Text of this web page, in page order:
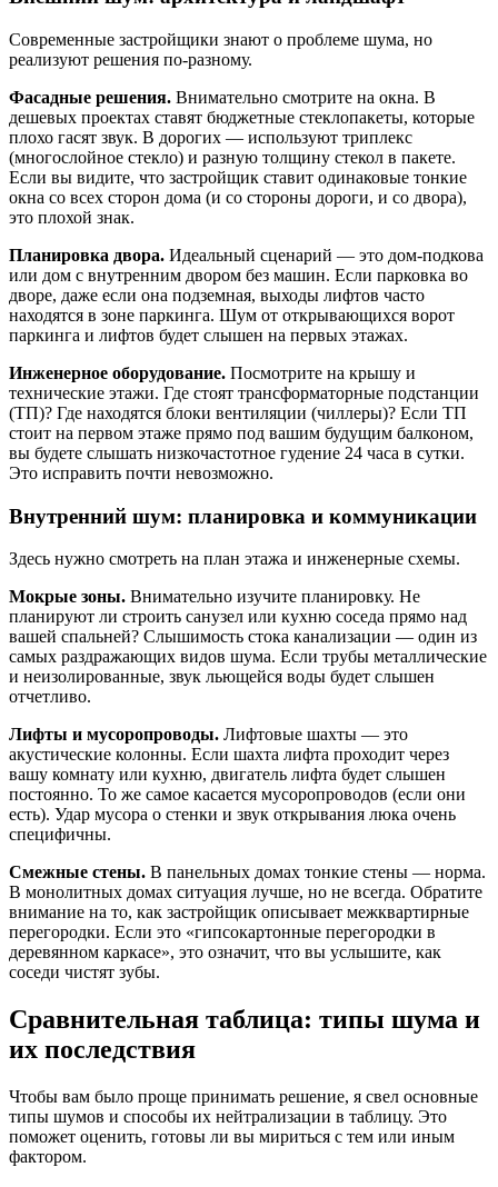
Современные застройщики знают о проблеме шума, но
реализуют решения по-разному.
Фасадные решения. Внимательно смотрите на окна. В
дешевых проектах ставят бюджетные стеклопакеты, которые
плохо гасят звук. В дорогих — используют триплекс
(многослойное стекло) и разную толщину стекол в пакете.
Если вы видите, что застройщик ставит одинаковые тонкие
окна со всех сторон дома (и со стороны дороги, и со двора),
это плохой знак.
Планировка двора. Идеальный сценарий — это дом-подкова
или дом с внутренним двором без машин. Если парковка во
дворе, даже если она подземная, выходы лифтов часто
находятся в зоне паркинга. Шум от открывающихся ворот
паркинга и лифтов будет слышен на первых этажах.
Инженерное оборудование. Посмотрите на крышу и
технические этажи. Где стоят трансформаторные подстанции
(ТП)? Где находятся блоки вентиляции (чиллеры)? Если ТП
стоит на первом этаже прямо под вашим будущим балконом,
вы будете слышать низкочастотное гудение 24 часа в сутки.
Это исправить почти невозможно.
Внутренний шум: планировка и коммуникации
Здесь нужно смотреть на план этажа и инженерные схемы.
Мокрые зоны. Внимательно изучите планировку. Не
планируют ли строить санузел или кухню соседа прямо над
вашей спальней? Слышимость стока канализации — один из
самых раздражающих видов шума. Если трубы металлические
и неизолированные, звук льющейся воды будет слышен
отчетливо.
Лифты и мусоропроводы. Лифтовые шахты — это
акустические колонны. Если шахта лифта проходит через
вашу комнату или кухню, двигатель лифта будет слышен
постоянно. То же самое касается мусоропроводов (если они
есть). Удар мусора о стенки и звук открывания люка очень
специфичны.
Смежные стены. В панельных домах тонкие стены — норма.
В монолитных домах ситуация лучше, но не всегда. Обратите
внимание на то, как застройщик описывает межквартирные
перегородки. Если это «гипсокартонные перегородки в
деревянном каркасе», это означит, что вы услышите, как
соседи чистят зубы.
Сравнительная таблица: типы шума и
их последствия
Чтобы вам было проще принимать решение, я свел основные
типы шумов и способы их нейтрализации в таблицу. Это
поможет оценить, готовы ли вы мириться с тем или иным
фактором.